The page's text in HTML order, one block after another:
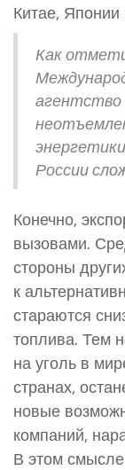
Китае,
Как
агентство
России
Конечно,
вызовами.
стороны
к
стараются
топлива. Тем
на уголь в
странах,
новые
компаний,
В этом